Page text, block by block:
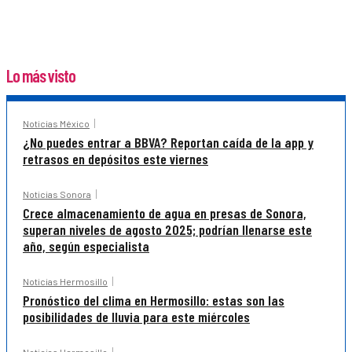
Lo más visto
Noticias México
¿No puedes entrar a BBVA? Reportan caída de la app y
retrasos en depósitos este viernes
Noticias Sonora
Crece almacenamiento de agua en presas de Sonora,
superan niveles de agosto 2025; podrían llenarse este
año, según especialista
Noticias Hermosillo
Pronóstico del clima en Hermosillo: estas son las
posibilidades de lluvia para este miércoles